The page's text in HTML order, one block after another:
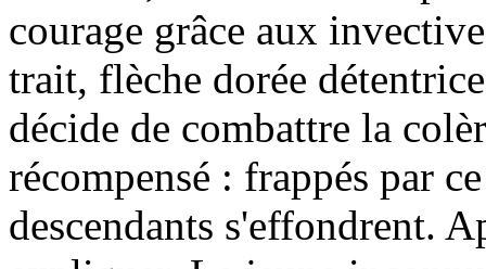
courage grâce aux
trait, flèche dorée
décide de combattre la
récompensé : frappés par
descendants s'effondrent.